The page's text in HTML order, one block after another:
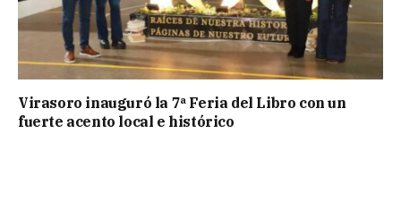
Virasoro inauguró la 7ª Feria del Libro con un
fuerte acento local e histórico